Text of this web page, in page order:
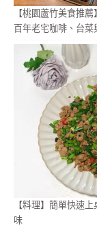
【桃園蘆竹美食推
百年老宅咖啡、台
【料理】簡單快速
味